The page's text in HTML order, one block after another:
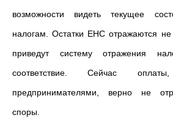
возможности видеть текущее
налогам. Остатки ЕНС отражаются не
приведут систему отражения
соответствие. Сейчас
предпринимателями, верно не
споры.